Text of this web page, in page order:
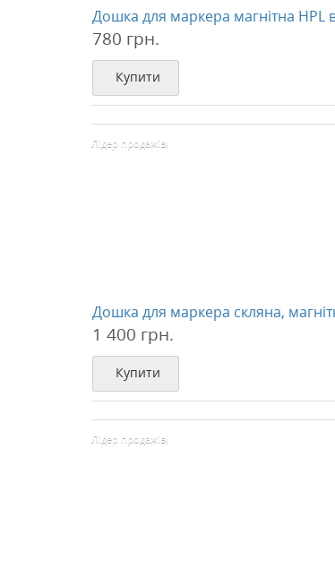
Дошка для маркера магнітна HPL
780 грн.
Купити
Лідер продажів!
Дошка для маркера скляна,
1 400 грн.
Купити
Лідер продажів!